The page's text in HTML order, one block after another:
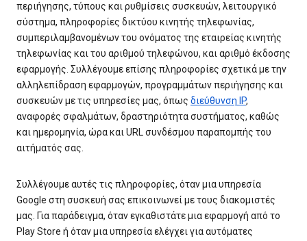
περιήγησης, τύπους και ρυθμίσεις συσκευών, λειτουργικό
σύστημα, πληροφορίες δικτύου κινητής τηλεφωνίας,
συμπεριλαμβανομένων του ονόματος της εταιρείας κινητής
τηλεφωνίας και του αριθμού τηλεφώνου, και αριθμό έκδοσης
εφαρμογής. Συλλέγουμε επίσης πληροφορίες σχετικά με την
αλληλεπίδραση εφαρμογών, προγραμμάτων περιήγησης και
συσκευών με τις υπηρεσίες μας, όπως διεύθυνση IP,
αναφορές σφαλμάτων, δραστηριότητα συστήματος, καθώς
και ημερομηνία, ώρα και URL συνδέσμου παραπομπής του
αιτήματός σας.
Συλλέγουμε αυτές τις πληροφορίες, όταν μια υπηρεσία
Google στη συσκευή σας επικοινωνεί με τους διακομιστές
μας. Για παράδειγμα, όταν εγκαθιστάτε μια εφαρμογή από το
Play Store ή όταν μια υπηρεσία ελέγχει για αυτόματες